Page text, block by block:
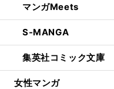
マンガMeets
S-MANGA
集英社コミック文庫
女性マンガ